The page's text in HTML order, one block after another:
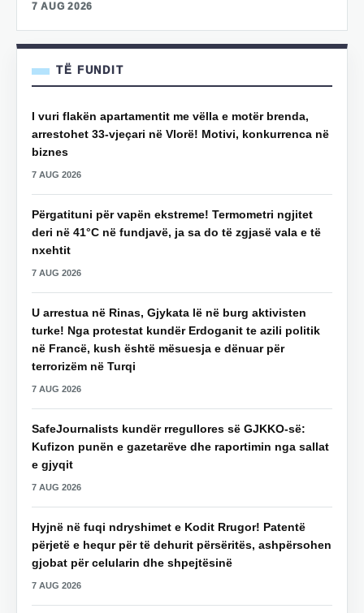
7 AUG 2026
TË FUNDIT
I vuri flakën apartamentit me vëlla e motër brenda,
arrestohet 33-vjeçari në Vlorë! Motivi, konkurrenca në
biznes
7 AUG 2026
Përgatituni për vapën ekstreme! Termometri ngjitet
deri në 41°C në fundjavë, ja sa do të zgjasë vala e të
nxehtit
7 AUG 2026
U arrestua në Rinas, Gjykata lë në burg aktivisten
turke! Nga protestat kundër Erdoganit te azili politik
në Francë, kush është mësuesja e dënuar për
terrorizëm në Turqi
7 AUG 2026
SafeJournalists kundër rregullores së GJKKO-së:
Kufizon punën e gazetarëve dhe raportimin nga sallat
e gjyqit
7 AUG 2026
Hyjnë në fuqi ndryshimet e Kodit Rrugor! Patentë
përjetë e hequr për të dehurit përsëritës, ashpërsohen
gjobat për celularin dhe shpejtësinë
7 AUG 2026